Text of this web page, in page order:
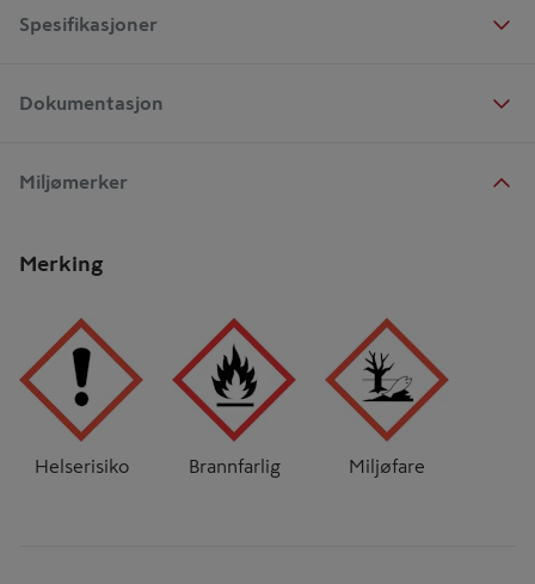
Spesifikasjoner
Dokumentasjon
Miljømerker
Merking
Helserisiko Brannfarlig Miljøfare